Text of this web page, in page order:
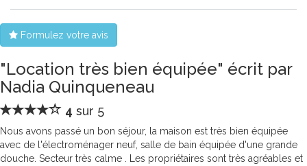
Formulez votre avis
"Location très bien équipée" écrit par
Nadia Quinqueneau
4 sur 5
Nous avons passé un bon séjour, la maison est très bien équipée
avec de l'électroménager neuf, salle de bain équipée d'une grande
douche. Secteur très calme . Les propriétaires sont très agréables et